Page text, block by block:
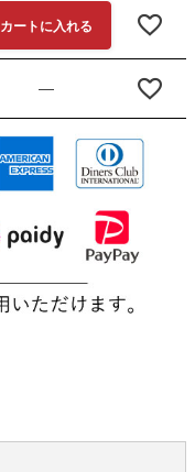
カートに入れる
—